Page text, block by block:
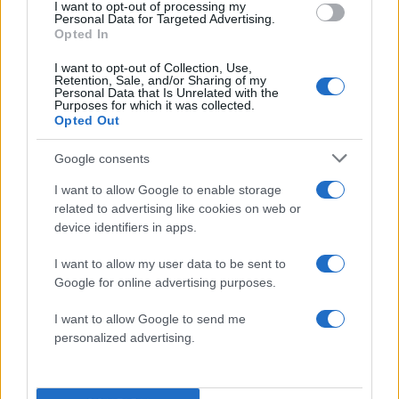
I want to opt-out of processing my
Personal Data for Targeted Advertising.
Opted In
I want to opt-out of Collection, Use,
Retention, Sale, and/or Sharing of my
Personal Data that Is Unrelated with the
Purposes for which it was collected.
Opted Out
Google consents
I want to allow Google to enable storage
related to advertising like cookies on web or
device identifiers in apps.
I want to allow my user data to be sent to
Google for online advertising purposes.
I want to allow Google to send me
personalized advertising.
Διεθνές Δίκαιο.
21:00 | 21.05.2026
«Ελπίδα για την
του κόμματος
20:59 | 21.05.2026
Η Μαρία Καρυστιανού έθεσε ως
στόχο τη διαμόρφωση «μιας
κυρίαρχης χώρας», υπογραμμίζοντας
ότι «μια κυρίαρχη χώρα οφείλει να
δυνάμεις». Στο πλαίσιο αυτό,